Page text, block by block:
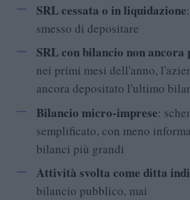
SRL cessata o in liquidazione
smesso di depositare
SRL con bilancio non ancora
nei primi mesi dell'anno,
ancora depositato l'ultimo
Bilancio micro-imprese:
semplificato, con meno
bilanci più grandi
Attività svolta come ditta
bilancio pubblico, mai